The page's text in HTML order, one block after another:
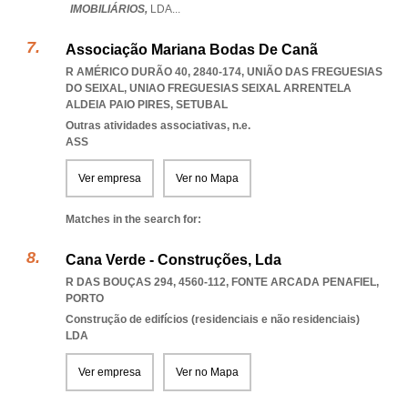
IMOBILIÁRIOS, LDA...
Associação Mariana Bodas De Canã
R AMÉRICO DURÃO 40, 2840-174, UNIÃO DAS FREGUESIAS
DO SEIXAL, UNIAO FREGUESIAS SEIXAL ARRENTELA
ALDEIA PAIO PIRES, SETUBAL
Outras atividades associativas, n.e.
ASS
Ver empresa Ver no Mapa
Matches in the search for:
Cana Verde - Construções, Lda
R DAS BOUÇAS 294, 4560-112, FONTE ARCADA PENAFIEL,
PORTO
Construção de edifícios (residenciais e não residenciais)
LDA
Ver empresa Ver no Mapa